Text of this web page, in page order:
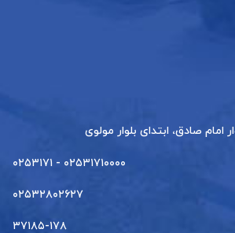
امام صادق، ابتدای بلوار مولوی
۰۲۵۳۱۷۱۰۰۰۰ - ۰۲۵۳۱۷۱
۰۲۵۳۲۸۰۲۶۲۷
۳۷۱۸۵-۱۷۸